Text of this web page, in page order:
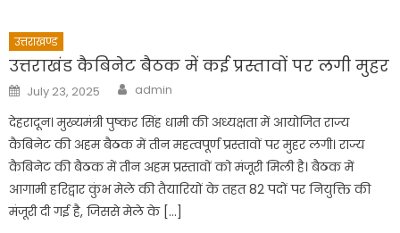
उत्तराखण्ड
उत्तराखंड कैबिनेट बैठक में कई प्रस्तावों पर लगी मुहर
Posted
on
July 23, 2025 Author
admin
देहरादून। मुख्यमंत्री पुष्कर सिंह धामी की अध्यक्षता में आयोजित राज्य
कैबिनेट की अहम बैठक में तीन महत्वपूर्ण प्रस्तावों पर मुहर लगी। राज्य
कैबिनेट की बैठक में तीन अहम प्रस्तावों को मंजूरी मिली है। बैठक में
आगामी हरिद्वार कुंभ मेले की तैयारियों के तहत 82 पदों पर नियुक्ति की
मंजूरी दी गई है, जिससे मेले के […]